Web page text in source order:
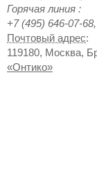
Горячая линия :
+7 (495) 646-07-
Почтовый адрес:
119180, Москва,
«Онтико»